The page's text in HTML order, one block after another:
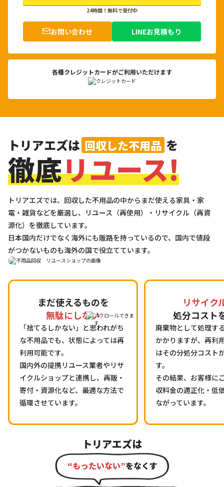
24時間！無料で受付中
お問い合わせ LINEお見積もり
各種クレジットカードがご利用いただけます
トリアエズは 回収した不用品 を
徹底リユース!
トリアエズでは、回収した不用品の中からまだ使える家具・家
電・雑貨などを厳選し、リユース（再使用）・リサイクル（再資
源化）を徹底しています。
日本国内だけでなく海外にも販路を持っているので、国内で値段
がつかないものも海外の国で役立てています。
まだ使えるものを
無駄にしない
「捨てるしかない」と思われがち
な不用品でも、状態によっては再
利用可能です。
国内外の提携リユース業者やリサ
イクルショップと連携し、再販・
寄付・資源化など、最適な方法で
循環させています。
リサイク
処分コスト
廃棄物として処理す
かかりますが、再利
はその分処分コスト
す。
その結果、お客様に
収料金の適正化・低
ながっています。
トリアエズは
をなくす
“もったいない”